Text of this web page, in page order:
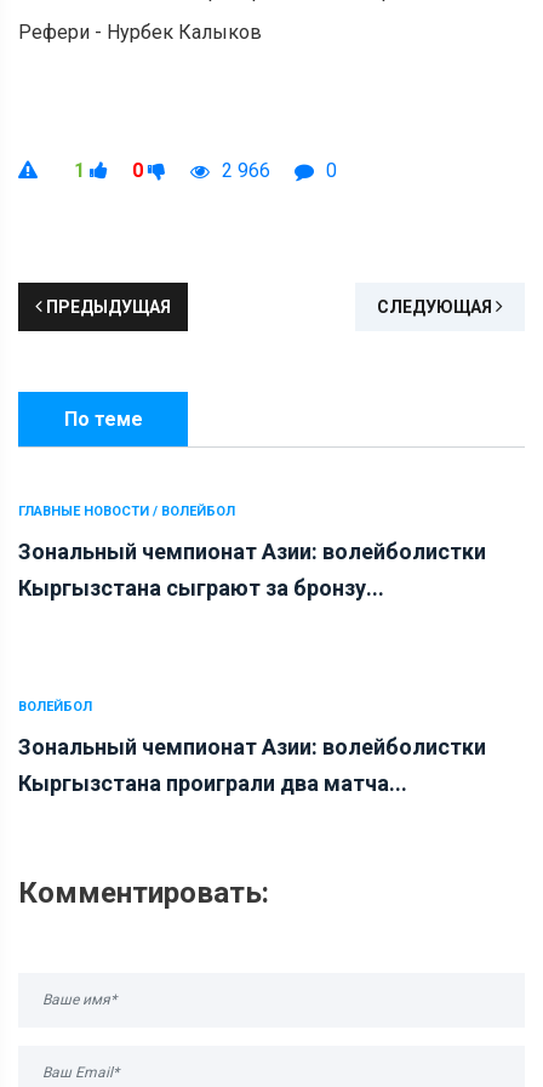
Рефери - Нурбек Калыков
1 0 2 966 0
ПРЕДЫДУЩАЯ СЛЕДУЮЩАЯ
По теме
ГЛАВНЫЕ НОВОСТИ / ВОЛЕЙБОЛ
Зональный чемпионат Азии: волейболистки
Кыргызстана сыграют за бронзу...
ВОЛЕЙБОЛ
Зональный чемпионат Азии: волейболистки
Кыргызстана проиграли два матча...
Комментировать: